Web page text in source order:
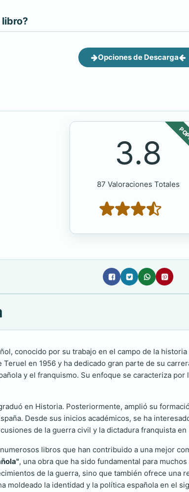
Opciones de Descarga
3.8
87 Valoraciones Totales
conocido por su trabajo en el campo de la
en 1956 y ha dedicado gran parte de su
y el franquismo. Su enfoque se caracteriza
en Historia. Posteriormente, amplió su
Desde sus inicios académicos, se ha
de la guerra civil y la dictadura franquista en
libros que han contribuido a una mejor
, una obra que ha sido fundamental para
de la guerra, sino que también ofrece una
moldeado la identidad y la política española en el